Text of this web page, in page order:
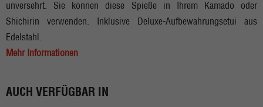
unversehrt. Sie können diese Spieße in Ihrem Kamado oder
Shichirin verwenden. Inklusive Deluxe-Aufbewahrungsetui aus
Edelstahl.
Mehr Informationen
AUCH VERFÜGBAR IN